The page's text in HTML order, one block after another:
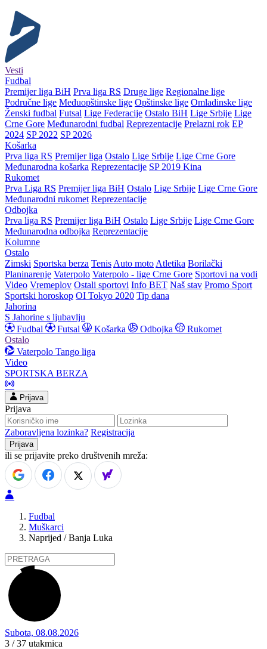
Vesti
Fudbal
Premijer liga BiH Prva liga RS Druge lige Regionalne lige
Područne lige Međuopštinske lige Opštinske lige Omladinske lige
Ženski fudbal Futsal Lige Federacije Ostalo BiH Lige Srbije Lige
Crne Gore Međunarodni fudbal Reprezentacije Prelazni rok EP
2024 SP 2022 SP 2026
Košarka
Prva liga RS Premijer liga Ostalo Lige Srbije Lige Crne Gore
Međunarodna košarka Reprezentacije SP 2019 Kina
Rukomet
Prva Liga RS Premijer liga BiH Ostalo Lige Srbije Lige Crne Gore
Međunarodni rukomet Reprezentacije
Odbojka
Prva liga RS Premijer liga BiH Ostalo Lige Srbije Lige Crne Gore
Međunarodna odbojka Reprezentacije
Kolumne
Ostalo
Zimski Sportska berza Tenis Auto moto Atletika Borilački
Planinarenje Vaterpolo Vaterpolo - lige Crne Gore Sportovi na vodi
Video Vremeplov Ostali sportovi Info BET Naš stav Promo Sport
Sportski horoskop OI Tokyo 2020 Tip dana
Jahorina
S Jahorine s ljubavlju
Fudbal
Futsal Košarka Odbojka
Rukomet
Ostalo
Vaterpolo Tango liga
Video
SPORTSKA BERZA
Prijava
Prijava
Zaboravljena lozinka? Registracija
ili se prijavite preko društvenih mreža:
Fudbal
Muškarci
Naprijed / Banja Luka
Subota, 08.08.2026
3 / 37 utakmica